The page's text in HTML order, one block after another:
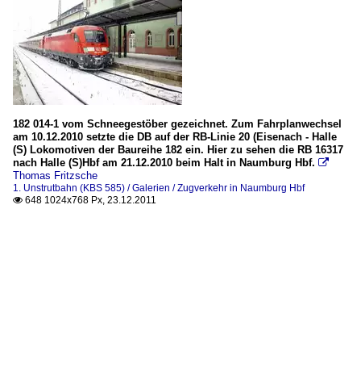
182 014-1 vom Schneegestöber gezeichnet. Zum Fahrplanwechsel
am 10.12.2010 setzte die DB auf der RB-Linie 20 (Eisenach - Halle
(S) Lokomotiven der Baureihe 182 ein. Hier zu sehen die RB 16317
nach Halle (S)Hbf am 21.12.2010 beim Halt in Naumburg Hbf. 
Thomas Fritzsche
1. Unstrutbahn (KBS 585) / Galerien / Zugverkehr in Naumburg Hbf
 648 1024x768 Px, 23.12.2011